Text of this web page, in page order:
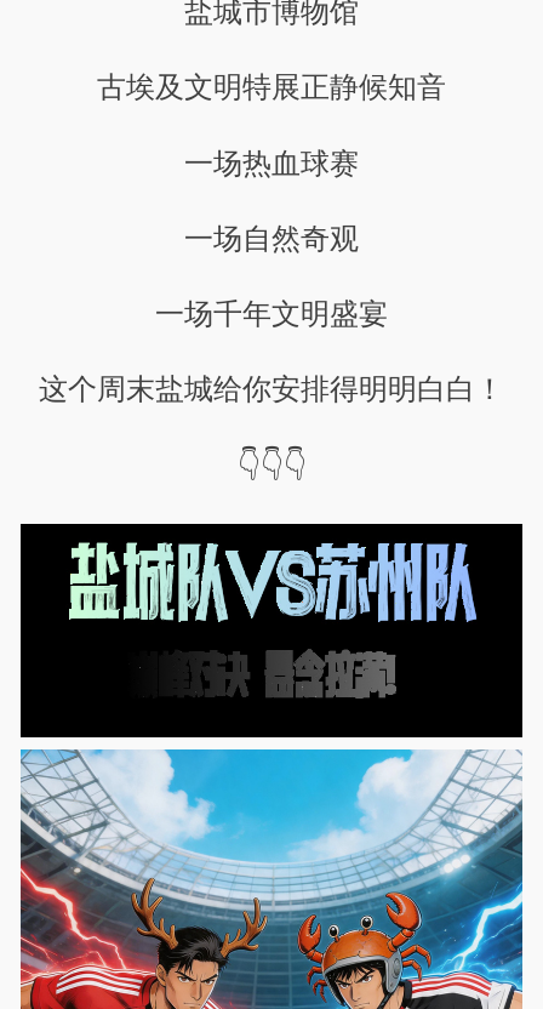
盐城市博物馆
古埃及文明特展正静候知音
一场热血球赛
一场自然奇观
一场千年文明盛宴
这个周末盐城给你安排得明明白白！
👇👇👇